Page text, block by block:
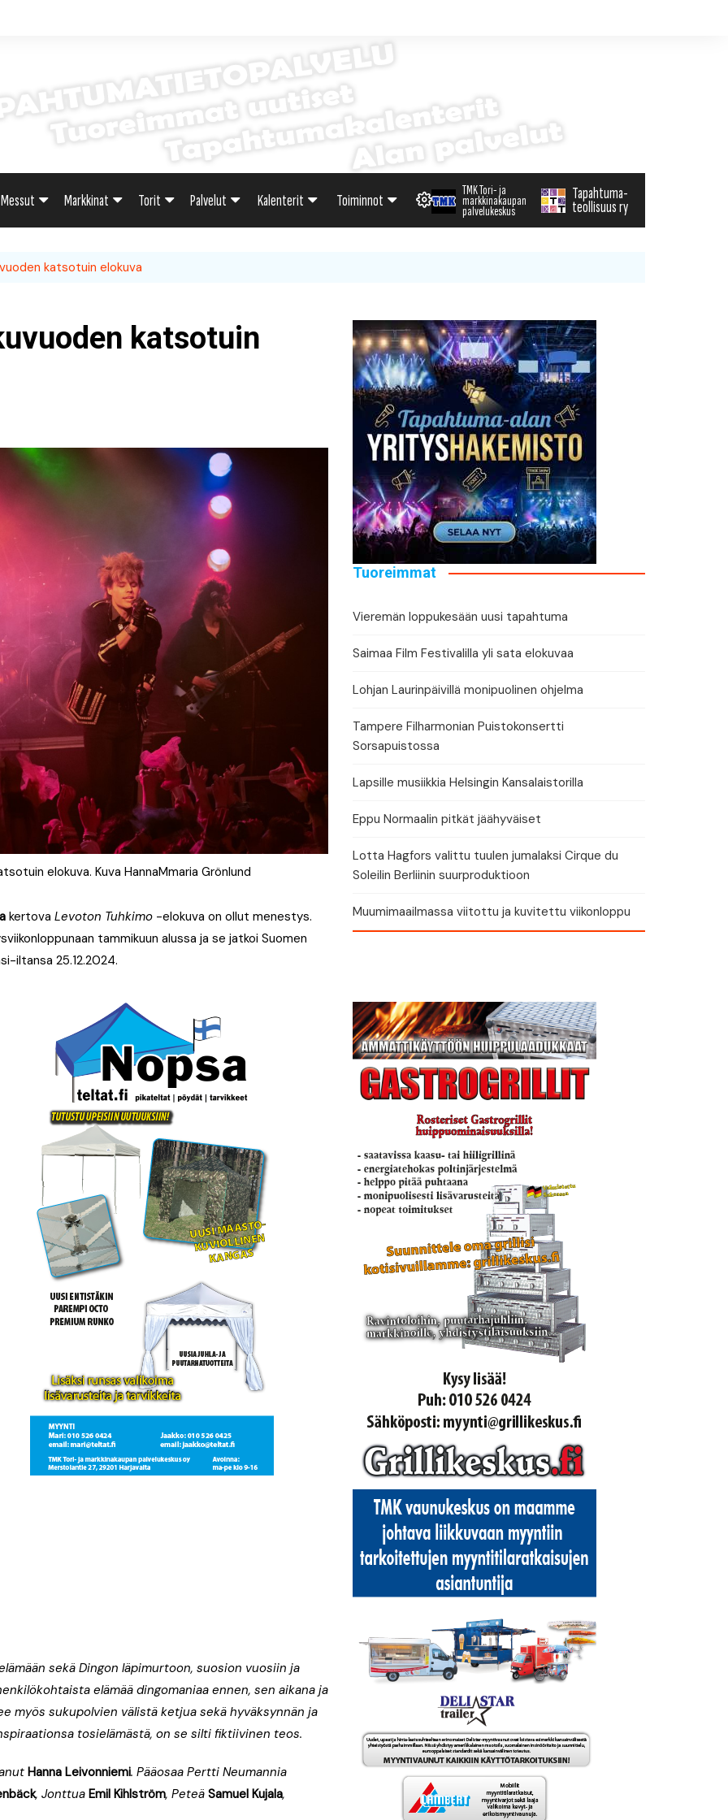
Messut Markkinat Torit Palvelut Kalenterit
Moottoriurheilukalenteri
Toiminnot
Torihaku
Lähetä tapahtuman tiedot
TMK Tori- ja
markkinakaupan
palvelukeskus
Tapahtuma-
teollisuus ry
katsotuin elokuva
katsotuin
elokuva. Kuva HannaMmaria Grönlund
kertova Levoton Tuhkimo -elokuva on ollut menestys.
tammikuun alussa ja se jatkoi Suomen
iltansa 25.12.2024.
sekä Dingon läpimurtoon, suosion vuosiin ja
elämää dingomaniaa ennen, sen aikana ja
myös sukupolvien välistä ketjua sekä hyväksynnän ja
tosielämästä, on se silti fiktiivinen teos.
Hanna Leivonniemi. Pääosaa Pertti Neumannia
, Jonttua Emil Kihlström, Peteä Samuel Kujala,
Tuoreimmat
Vieremän loppukesään uusi tapahtuma
Saimaa Film Festivalilla yli sata elokuvaa
Lohjan Laurinpäivillä monipuolinen ohjelma
Tampere Filharmonian Puistokonsertti
Sorsapuistossa
Lapsille musiikkia Helsingin Kansalaistorilla
Eppu Normaalin pitkät jäähyväiset
Lotta Hagfors valittu tuulen jumalaksi Cirque du
Soleilin Berliinin suurproduktioon
Muumimaailmassa viitottu ja kuvitettu viikonloppu